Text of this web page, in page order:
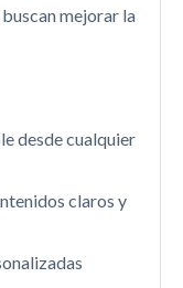
mejorar la
desde cualquier
claros y